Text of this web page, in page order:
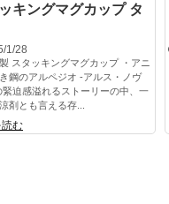
キングマグカップ タ
1/28
製 スタッキングマグカップ ・アニ
鋼のアルペジオ -アルス・ノヴ
緊迫感溢れるストーリーの中、一
剤とも言える存...
む